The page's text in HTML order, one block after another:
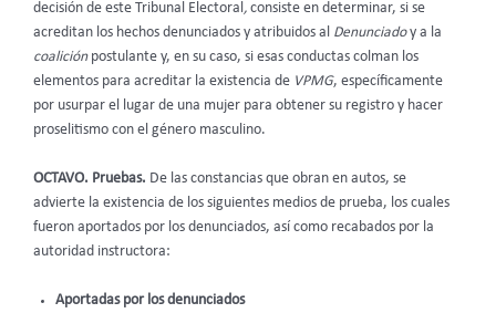
decisión de este Tribunal Electoral , consiste en determinar, si se
acreditan los hechos denunciados y atribuidos al Denunciadoy a la
coalición postulante y, en su caso, si esas conductas colman los
elementos para acreditar la existencia de VPMG, específicamente
por usurpar el lugar de una mujer para obtener su registro y hacer
proselitismo con el género masculino.
OCTAVO. Pruebas. De las constancias que obran en autos, se
advierte la existencia de los siguientes medios de prueba, los cuales
fueron aportados por los denunciados, así como recabados por la
autoridad instructora:
Aportadas por los denunciados